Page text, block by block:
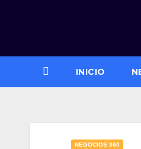
INICIO
NEGOCIOS 360